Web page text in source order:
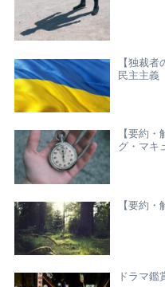
【独裁
民主主義
【要約
グ・マキ
【要約・
ドラマ鑑